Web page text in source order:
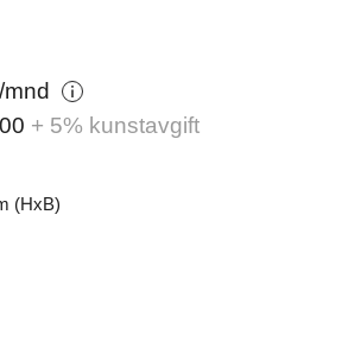
/mnd
+ 5% kunstavgift
(HxB)